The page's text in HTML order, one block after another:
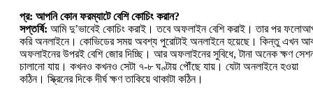
প্র: আপনি কোন ফরম্যাটে বেশি কোচিং করান?
সপ্তর্ষি: আমি দু’ভাবেই কোচিং করাই। তবে অফলাইন বেশি করাই। তার পর
করি অনলাইনে। কোভিডের সময় অবশ্য পুরোটাই অনলাইনে হয়েছে। কিন্তু এখন
অফলাইনের উপরই বেশি জোর দিচ্ছি। আর অফলাইনের সুবিধে, টানা অনেক ক্ষণ
চালানো যায়। কখনও কখনও সেটা ৭-৮ ঘণ্টায় পৌঁছে যায়। যেটা অনলাইনে হওয়া
কঠিন। স্ক্রিনের দিকে দীর্ঘ ক্ষণ তাকিয়ে থাকাটা কঠিন।